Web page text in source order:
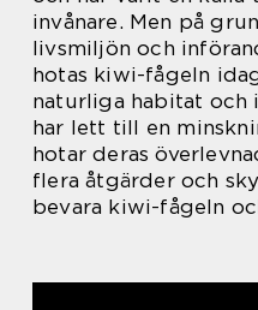
invånare. Men på
livsmiljön och
hotas kiwi-fågeln
naturliga habitat och
har lett till en
hotar deras
flera åtgärder och
bevara kiwi-fågeln